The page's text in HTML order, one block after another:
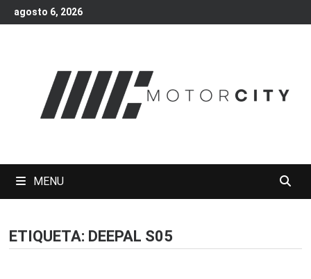
Skip
to
agosto 6, 2026
MENU
ETIQUETA: DEEPAL S05